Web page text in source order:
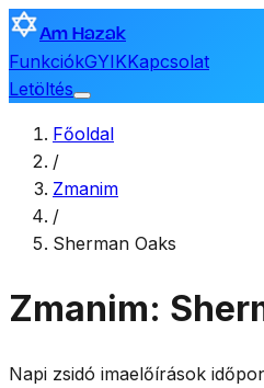
Am Hazak
FunkciókGYIKKapcsolat
Letöltés
Főoldal
/
Zmanim
/
Sherman Oaks
Zmanim:
Napi zsidó imaelőírások